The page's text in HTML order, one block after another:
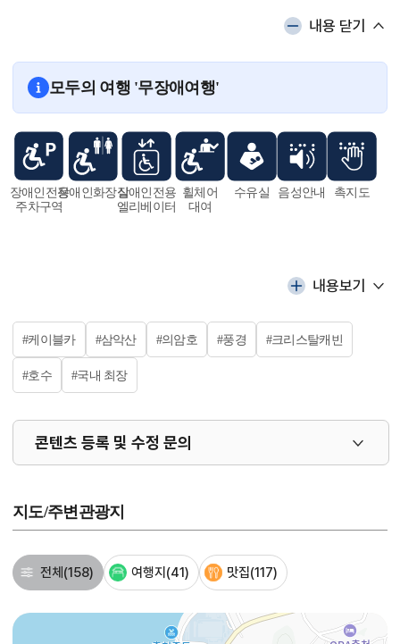
내용 닫기
모두의 여행 '무장애여행'
장애인전용
주차구역
장애인화장실장애인전용
엘리베이터
휠체어
대여
수유실 음성안내 촉지도
내용보기
#케이블카 #삼악산 #의암호 #풍경 #크리스탈캐빈
#호수 #국내 최장
콘텐츠 등록 및 수정 문의
지도/주변관광지
전체 (158) 여행지 (41) 맛집(117)